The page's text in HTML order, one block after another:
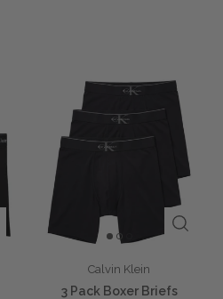
Calvin Klein
3 Pack Boxer Briefs